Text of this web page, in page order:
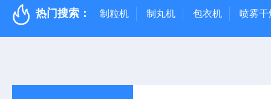
热门搜索： 制粒机 制丸机 包衣机 喷雾干